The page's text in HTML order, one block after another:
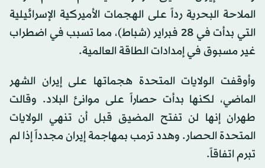
0
seconds
الملاحة البحرية رداً على الهجمات الأميركية ‌الإسرائيلية
التي بدأت في ‌28 فبراير (شباط)، مما تسبب في اضطراب
غير مسبوق في إمدادات الطاقة العالمية.
وأوقفت الولايات المتحدة هجماتها ​على ‌إيران ⁠الشهر
الماضي، ​لكنها بدأت ⁠حصاراً على موانئ البلاد. وقالت
طهران إنها لن تفتح المضيق قبل أن تنهي الولايات
المتحدة الحصار. وهدد ترمب بمهاجمة إيران مجدداً إذا لم
تبرم اتفاقاً.